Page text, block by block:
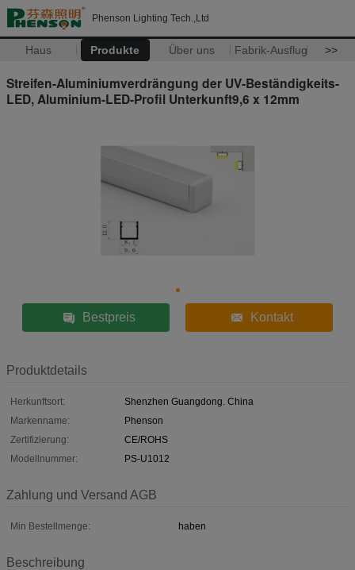
Phenson Lighting Tech.,Ltd
Haus Produkte Über uns Fabrik-Ausflug >>
Streifen-Aluminiumverdrängung der UV-Beständigkeits-
LED, Aluminium-LED-Profil Unterkunft9,6 x 12mm
Bestpreis Kontakt
Produktdetails
Herkunftsort:
Shenzhen Guangdong. China
Markenname:
Phenson
Zertifizierung:
CE/ROHS
Modellnummer:
PS-U1012
Zahlung und Versand AGB
Min Bestellmenge: haben
Beschreibung